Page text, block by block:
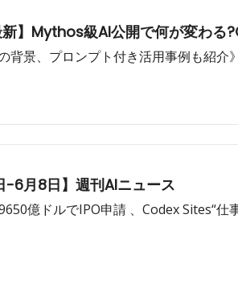
】Mythos級AI公開で何が変わ
背景、プロンプト付き活用事例も紹介》
-6月8日】週刊AIニュース
億ドルでIPO申請 、Codex Sites“